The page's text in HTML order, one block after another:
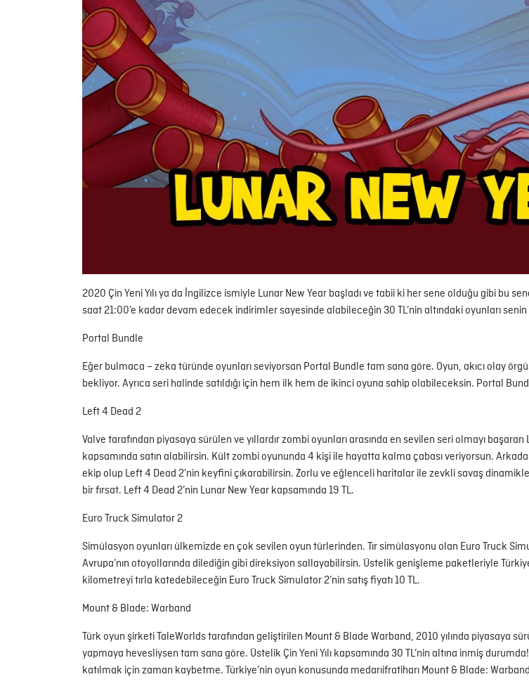
2020 Çin Yeni Yılı ya da İngilizce ismiyle Lunar New Year başladı ve tabii ki her sene olduğu gibi bu
saat 21:00’e kadar devam edecek indirimler sayesinde alabileceğin 30 TL’nin altındaki oyunları
Portal Bundle
Eğer bulmaca – zeka türünde oyunları seviyorsan Portal Bundle tam sana göre. Oyun, akıcı olay
bekliyor. Ayrıca seri halinde satıldığı için hem ilk hem de ikinci oyuna sahip olabileceksin. Portal
Left 4 Dead 2
Valve tarafından piyasaya sürülen ve yıllardır zombi oyunları arasında en sevilen seri olmayı
kapsamında satın alabilirsin. Kült zombi oyununda 4 kişi ile hayatta kalma çabası veriyorsun.
ekip olup Left 4 Dead 2’nin keyfini çıkarabilirsin. Zorlu ve eğlenceli haritalar ile zevkli savaş
bir fırsat. Left 4 Dead 2’nin Lunar New Year kapsamında 19 TL.
Euro Truck Simulator 2
Simülasyon oyunları ülkemizde en çok sevilen oyun türlerinden. Tır simülasyonu olan Euro Truck
Avrupa’nın otoyollarında dilediğin gibi direksiyon sallayabilirsin. Üstelik genişleme paketleriyle
kilometreyi tırla katedebileceğin Euro Truck Simulator 2’nin satış fiyatı 10 TL.
Mount & Blade: Warband
Türk oyun şirketi TaleWorlds tarafından geliştirilen Mount & Blade Warband, 2010 yılında piyasaya
yapmaya hevesliysen tam sana göre. Üstelik Çin Yeni Yılı kapsamında 30 TL’nin altına inmiş
katılmak için zaman kaybetme. Türkiye’nin oyun konusunda medarıifratiharı Mount & Blade: